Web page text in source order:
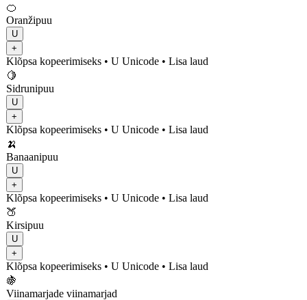
🍊
Oranžipuu
U
+
Klõpsa kopeerimiseks • U Unicode • Lisa laud
🍋
Sidrunipuu
U
+
Klõpsa kopeerimiseks • U Unicode • Lisa laud
🍌
Banaanipuu
U
+
Klõpsa kopeerimiseks • U Unicode • Lisa laud
🍑
Kirsipuu
U
+
Klõpsa kopeerimiseks • U Unicode • Lisa laud
🍇
Viinamarjade viinamarjad